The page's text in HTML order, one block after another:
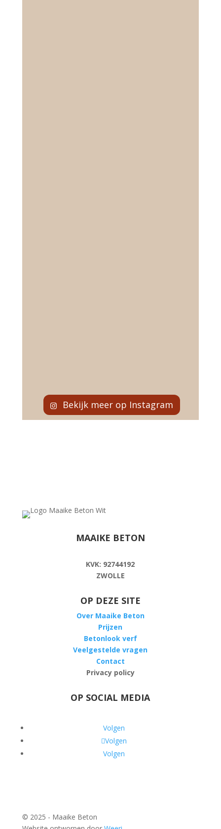
Bekijk meer op Instagram
MAAIKE BETON
KVK: 92744192
ZWOLLE
OP DEZE SITE
Over Maaike Beton
Prijzen
Betonlook verf
Veelgestelde vragen
Contact
Privacy policy
OP SOCIAL MEDIA
Volgen
Volgen
Volgen
© 2025 - Maaike Beton